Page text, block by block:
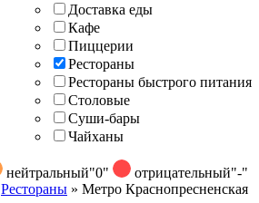
Доставка еды
Кафе
Пиццерии
Рестораны
Рестораны быстрого питания
Столовые
Суши-бары
Чайханы
нейтральный"0" отрицательный"-"
Рестораны » Метро Краснопресненская